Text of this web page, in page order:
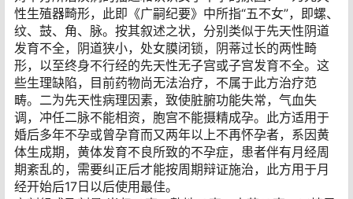
性生殖器畸形，此即《广嗣纪要》中所指“五不女”，即螺、
纹、鼓、角、脉。按其叙述之状，分别类似于先天性阴道
发育不全，阴道狭小，处女膜闭锁，阴蒂过长的两性畸
形，以至终身不行经的先天性无子宫或子宫发育不全。这
些生理缺陷，目前药物尚无法治疗，不属于此方治疗范
畴。二为先天性病理因素，致使脏腑功能失常，气血失
调，冲任二脉不能相资，胞宫不能摄精成孕。此方适用于
婚后多年不孕或曾孕育而又两年以上不再怀孕者，系因黄
体生成期，黄体发育不良所致的不孕症，患者伴有月经周
期紊乱的，需要纠正后才能按周期辩证施治，此方用于月
经开始后17日以后使用最佳。